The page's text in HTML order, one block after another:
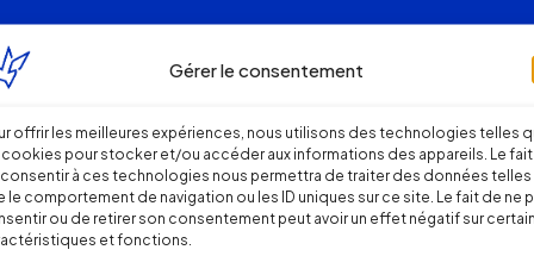
Gérer le consentement
offrir les meilleures expériences, nous utilisons des technologies telles
cookies pour stocker et/ou accéder aux informations des appareils. Le fait
à ces technologies nous permettra de traiter des données telles
le comportement de navigation ou les ID uniques sur ce site. Le fait de ne
ou de retirer son consentement peut avoir un effet négatif sur
et fonctions.